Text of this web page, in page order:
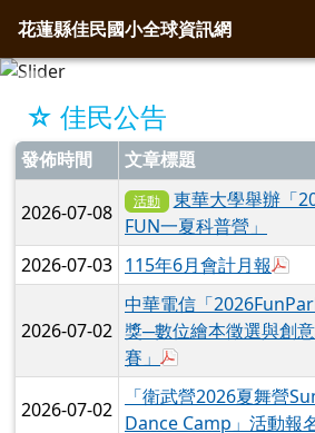
花蓮縣佳民國小全球
導覽列
花蓮縣佳民國小全球資訊網